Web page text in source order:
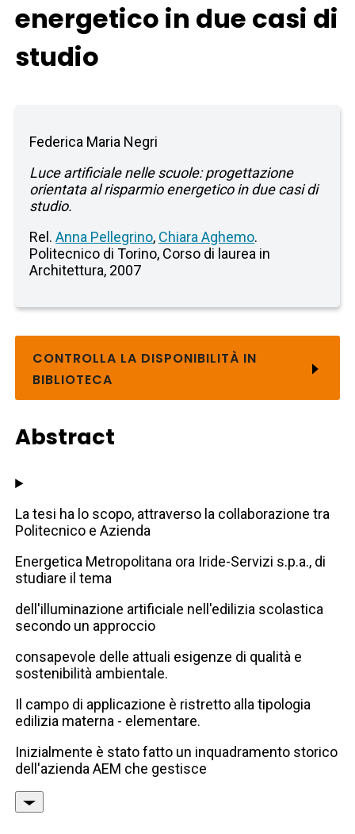
energetico in due casi di
studio
Federica Maria Negri
Luce artificiale nelle scuole: progettazione
orientata al risparmio energetico in due casi di
studio.
Rel.Anna Pellegrino, Chiara Aghemo.
Politecnico di Torino, Corso di laurea in
Architettura, 2007
CONTROLLA LA DISPONIBILITÀ IN
BIBLIOTECA
Abstract
La tesi ha lo scopo, attraverso la collaborazione tra
Politecnico e Azienda
Energetica Metropolitana ora Iride-Servizi s.p.a., di
studiare il tema
dell'illuminazione artificiale nell'edilizia scolastica
secondo un approccio
consapevole delle attuali esigenze di qualità e
sostenibilità ambientale.
Il campo di applicazione è ristretto alla tipologia
edilizia materna - elementare.
Inizialmente è stato fatto un inquadramento storico
dell'azienda AEM che gestisce